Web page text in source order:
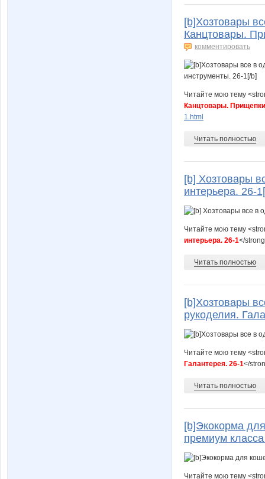
[b]Хозтовары
Канцтовары.
комментировать
Читайте мою тему
Канцтовары.
1.html
Читать полностью
[b] Хозтовары
интерьера. 26-
Читайте мою тему
интерьера. 26-1</
Читать полностью
[b]Хозтовары
рукоделия.
Читайте мою тему
Галантерея. 26-1</
Читать полностью
[b]Экокорма
премиум
Читайте мою тему